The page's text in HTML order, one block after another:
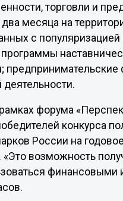
торговли и
месяца на
с
форума
конкурса
России на
возможность